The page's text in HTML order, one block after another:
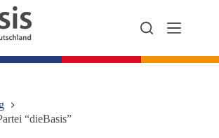
“dieBasis”